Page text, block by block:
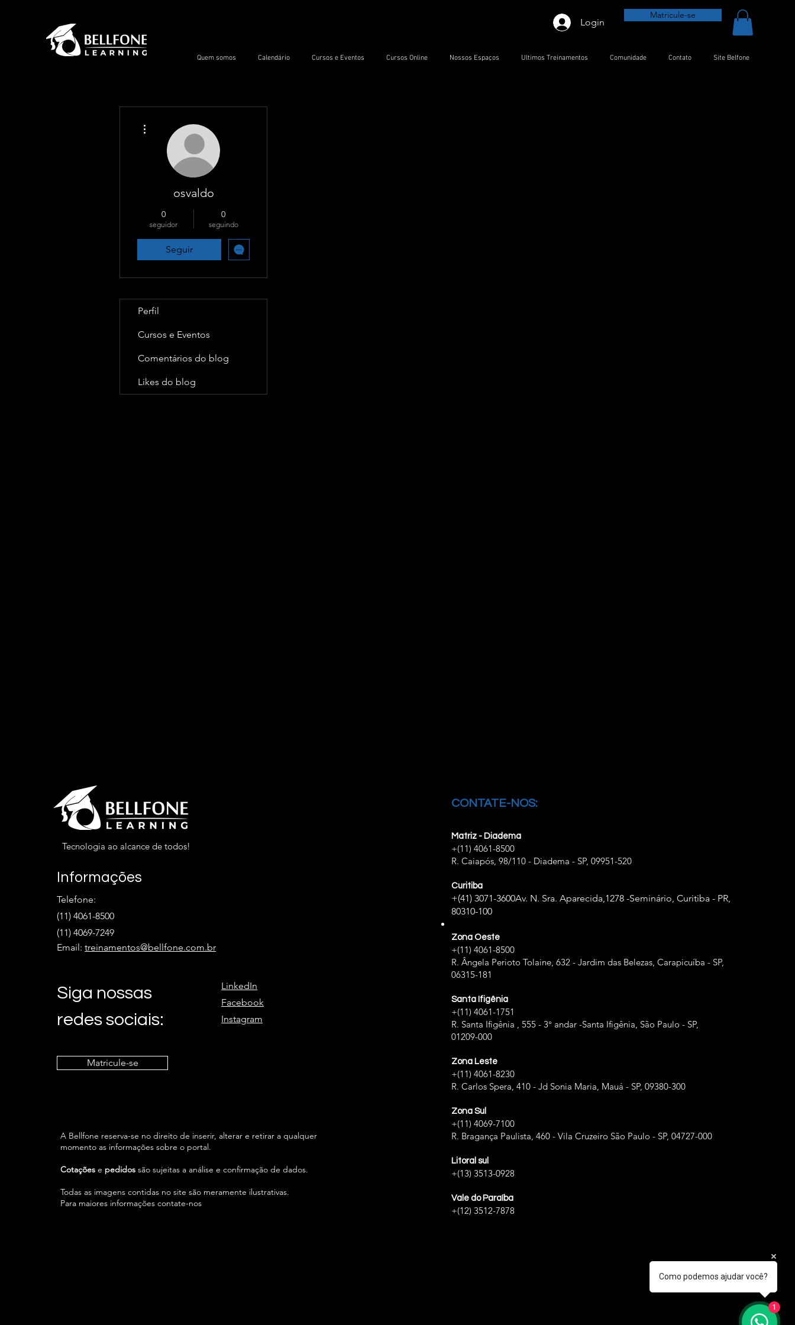
Login
Matricule-se
Quem somos Calendário Cursos e Eventos Cursos Online Nossos Espaços Ultimos Treinamentos Comunidade Contato Site Belfone
osvaldo
0
seguidor
0
seguindo
Seguir
Perfil
Cursos e Eventos
Comentários do blog
Likes do blog
Tecnologia ao alcance de todos!
Informações
Telefone:
(11) 4061-8500
(11) 4069-7249
Email:treinamentos@bellfone.com.br
Siga nossas
redes sociais:
LinkedIn
Facebook
Instagram
Matricule-se
A Bellfone reserva-se no direito de inserir, alterar e retirar a qualquer
momento as informações sobre o portal.
Cotações e pedidos são sujeitas a análise e confirmação de dados.
Todas as imagens contidas no site são meramente ilustrativas.
Para maiores informações contate-nos
CONTATE-NOS:
Matriz - Diadema
+(11) 4061-8500
R. Caiapós, 98/110 - Diadema - SP, 09951-520
Curitiba
+(41) 3071-3600Av. N. Sra. Aparecida,1278 -Seminário, Curitiba - PR,
80310-100
Zona Oeste
+(11) 4061-8500
R. Ângela Perioto Tolaine, 632 - Jardim das Belezas, Carapicuíba - SP,
06315-181
Santa Ifigênia
+(11) 4061-1751
R. Santa Ifigênia , 555 - 3° andar -Santa Ifigênia, São Paulo - SP,
01209-000
Zona Leste
+(11) 4061-8230
R. Carlos Spera, 410 - Jd Sonia Maria, Mauá - SP, 09380-300
Zona Sul
+(11) 4069-7100
R. Bragança Paulista, 460 - Vila Cruzeiro São Paulo - SP, 04727-000
Litoral sul
+(13) 3513-0928
Vale do Paraíba
+(12) 3512-7878
Como podemos ajudar você?
1